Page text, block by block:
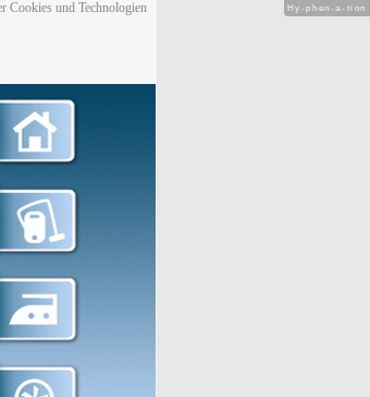
Cookies und Technologien
Hy-phen-a-tion